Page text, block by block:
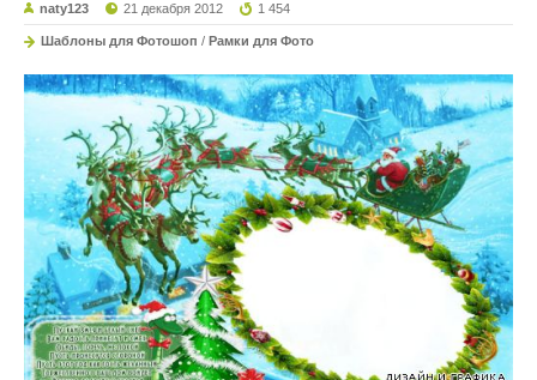
naty123 21 декабря 2012 1 454
Шаблоны для Фотошоп / Рамки для Фото